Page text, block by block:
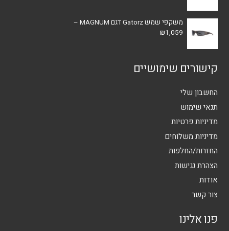
משקפי שמש Gatorz דגם MAGNUM –
₪1,059
קישורים שימושיים
החשבון שלי
תנאי שימוש
מדיניות פרטיות
מדיניות משלוחים
החזרות/החלפות
הצהרת נגישות
אודות
צור קשר
פנו אלינו